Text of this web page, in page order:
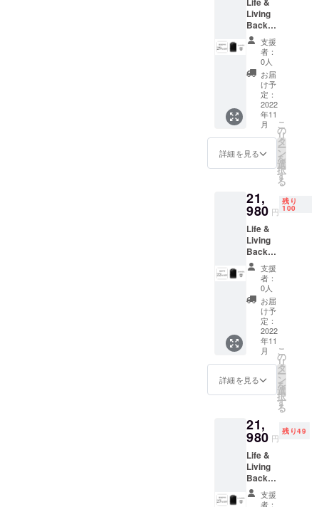
【セッ
ト内
容】
ショル
ダース
トラッ
プ ／ 衝
撃吸収
ショル
ダース
トラッ
プ ／
ラップ
トップ
ス ／ カ
ラビナ
／ エア
ノズル
バッジ
（7色）
／ 潤滑
グリー
Living
Backpa
ck L8モ
デル ×
1（※奥
行：
8cm）
一般販
売予定
価格：
27,980
円 →
19,980
円
（29%
送料・
消費税
込
【セッ
ト内
容】
ショル
ダース
トラッ
プ ／ 衝
撃吸収
ショル
ダース
トラッ
プ ／
ラップ
トップ
ス ／ カ
ラビナ
／ エア
ノズル
バッジ
（7色）
／ 潤滑
グリー
支援
者：
0人
お届
け予
定：
2022
年11
月
詳細を見る
こ
の
リ
タ
ー
ン
を
選
択
す
る
21,
980 円
残り
100
Life &
Living
Backpa
ck L8モ
デル ×
1（※奥
行：
8cm）
一般販
売予定
価格：
27,980
円 →
21,980
円
（22%
送料・
消費税
込
【セッ
ト内
容】
ショル
ダース
支援
者：
0人
お届
け予
定：
2022
年11
月
詳細を見る
こ
の
リ
タ
ー
ン
を
選
択
す
る
21,
980 円
残り49
Life &
Living
Backpa
ck L12
モデル
支援
者：